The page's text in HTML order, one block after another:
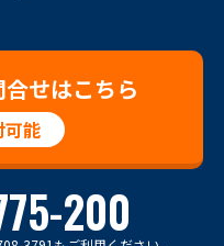
せはこちら
可能
200